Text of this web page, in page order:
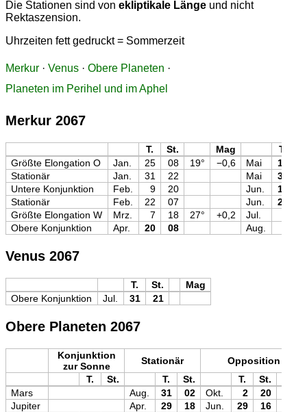
Die Stationen sind von ekliptikale Länge und nicht
Rektaszension.
Uhrzeiten fett gedruckt = Sommerzeit
Merkur · Venus · Obere Planeten ·
Planeten im Perihel und im Aphel
Merkur 2067
T. St. Mag T.
Größte Elongation O
Jan. 25 08 19° −0,6 Mai 18
Stationär
Jan. 31 22 Mai 31
Untere Konjunktion
Feb. 9 20 Jun. 12
Stationär
Feb. 22 07 Jun. 24
Größte Elongation W
Mrz. 7 18 27° +0,2 Jul.
Obere Konjunktion
Apr. 20 08 Aug.
Venus 2067
T. St.
Mag
Obere Konjunktion
Jul. 31 21
Obere Planeten 2067
Konjunktion
zur Sonne
Stationär
Opposition
T.
St. T. St. T. St.
Mars
Aug. 31 02 Okt. 2 20
Jupiter
Apr. 29 18 Jun. 29 16